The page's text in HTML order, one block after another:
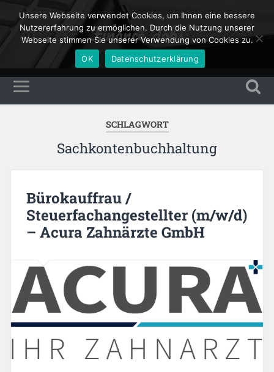
Finance Jobs
SCHLAGWORT
Sachkontenbuchhaltung
Bürokauffrau /
Steuerfachangestellter (m/w/d)
– Acura Zahnärzte GmbH
Unsere Webseite verwendet Cookies, um Ihnen eine bessere
Nutzererfahrung zu ermöglichen. Durch die Nutzung unserer
Webseite stimmen Sie unserer Verwendung von Cookies zu.
OK
Datenschutzerklärung